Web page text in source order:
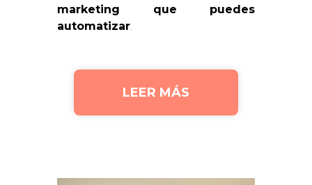
marketing que puedes
automatizar.
LEER MÁS